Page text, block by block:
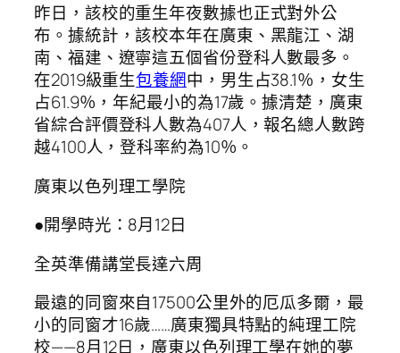
昨日，該校的重生年夜數據也正式對外公
布。據統計，該校本年在廣東、黑龍江、湖
南、福建、遼寧這五個省份登科人數最多。
在2019級重生包養網中，男生占38.1％，女生
占61.9％，年紀最小的為17歲。據清楚，廣東
省綜合評價登科人數為407人，報名總人數跨
越4100人，登科率約為10％。
廣東以色列理工學院
●開學時光：8月12日
全英準備講堂長達六周
最遠的同窗來自17500公里外的厄瓜多爾，最
小的同窗才16歲……廣東獨具特點的純理工院
校——8月12日，廣東以色列理工學在她的夢